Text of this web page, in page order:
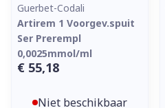
Guerbet-Codali
Artirem 1 Voorgev.spuit
Ser Prerempl
0,0025mmol/ml
€ 55,18
Niet beschikbaar